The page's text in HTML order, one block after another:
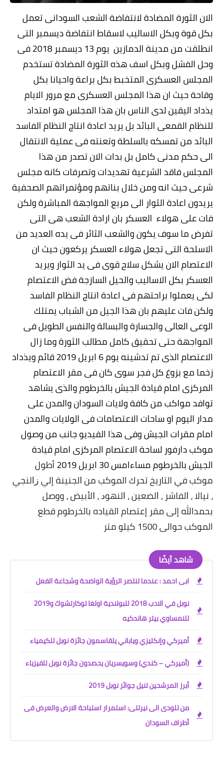
مواضيع عامة
الان الثورة المضادة لانتفاضة الشعب السودانى تعمل
بكل قوة وبكل الاساليب لاسقاط انتفاضة ديسمبر التى
انطلقت من مدينة الدمازين يوم 13 ديسمبر 2018 فى
وحل الفشل وبكل اسف هذه الثورة المضادة تستخدم
المجلس العسكرى المتخبط بكل براعة واحيانا بكل
وقاحة حيث ان هذا المجلس العسكرى مع مرور الايام
يذداد اليقين لدى الناس بان هذا المجلس هو امتداد
للنظام القمعى البائد بل يريد اعادة انتاج النظام الفاسد
البائد من تمسكه بالسلطة وتعنته فى عملية الانتقال
الى حكم مدنى كامل بل بدات الان تصدر من هذا
المجلس فاقد الشرعية تهديدات وتصرفات كانه مجلس
شرعى حيث انه ومن خلال بناتهم ومؤتمراتهم الصحفية
يريدون اعادة الثوار الى مربع المواجهة المباشرة ولكن
فات على هولاء العسكر بان ارادة الشعب هى التى
تفرض ما سوف يكون والشعب الثائر فى يده العديد من
الاسلحة التى تجعل هولاء العسكر يركعون حيث ان
الاعتصام الان يشكل سلاح قوى فى يد الثوار ويريد
العسكر بكل الاساليب والحيل السازجة فض الاعتصام
لكى يعملوا براحتهم فى اعادة انتاج النظام الفاسد
ولكن فات عليهم بان هذا الجيل من الشباب يمتلك
الوعى العالى والجسارة والبسالة والنفس الطويل فى
المواجهة حتى تحقيق كامل مطالب الثورة وما زال
الاعتصام الذى تم تدشينه يوم 6 ابريل 2019 قائم ويذداد
زخما مع بزوغ كل فجر سوى كان فى مقر الاعتصام
المركزى امام قيادة الجيش بالخرطوم والذى يشاهد
توافد مواكب من كافة ولايات السودان والمدن على
مدار اليوم او ساحات الاعتصامات فى الولايات والمدن
امام مقرات الجيش وفى هذا الفيديوجانب من وصول
موكب دارفور لساحة الاعتصام المركزى امام قيادة
الجيش بالخرطوم مساءامس 30 ابريل 2019
أطول
موكب في التاريخ تحرك الموكب ﻣﻦ ﺍﻟﺠﻨﻴﻨﺔ إﻟﻲ ﺯﺍﻟﻨﺠﻲ
، ﻧﻴﺎﻻ ، ﺍﻟﻔﺎﺷﺮ ، ﺍﻟﻀﻌﻴﻦ ، ﺍﻟﻨﻬﻮﺩ ، ﺍﻷﺑﻴﺾ ، ووصل
بحمدالله إلى مقر إعتصام القياده بالخرطوم قطع
الموكب حوالى 1500 كيلو متر
شاهد أيضًا
ابى احمد : عندما تنتصر الرؤية الواضحة وشجاعة الفعل
نوبل في الادب 2018 للبولندية اولغا توكارتشوك و2019
للنمساوي بيتر هاندكيه
أميركي وإنكليزي وياباني يتقاسمون جائزة نوبل للكيمياء
(أميركي – كندي) وسويسريان يحصدون جائزة نوبل للفيزياء
أبرز المرشحين لنيل جوائز نوبل 2019
من تلودى الى نيرتتى: استمرار استباحة الارض والعرض فى
أطراف السودان